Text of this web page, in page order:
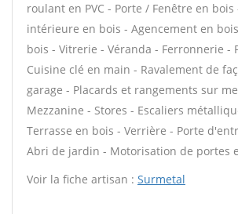
roulant en PVC - Porte / Fenêtre en bois
intérieure en bois - Agencement en
bois - Vitrerie - Véranda - Ferronnerie -
Cuisine clé en main - Ravalement de
garage - Placards et rangements sur
Mezzanine - Stores - Escaliers
Terrasse en bois - Verrière - Porte
Abri de jardin - Motorisation de portes
Voir la fiche artisan : Surmetal